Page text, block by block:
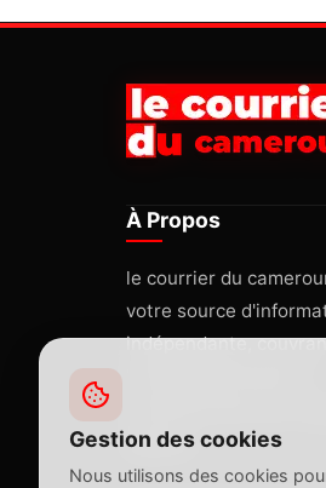
À Propos
le courrier du
votre source
indépendante,
passion.
Gestion des cookies
Nous utilisons des cookies